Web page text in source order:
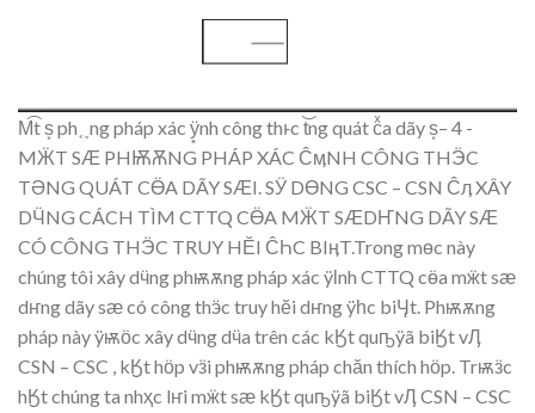
Mt sph ng pháp xác ÿ͓nh côngthͱc tng quátca dãy s– 4 -
MӜT SӔ PHѬѪNG PHÁP XÁC ĈӎNH CÔNG THӬC
TӘNG QUÁT CӪA DÃYSӔI. SӰ DӨNG CSC – CSN ĈӆXÂY
DӴNG CÁCH TÌM CTTQ CӪA MӜT SӔDҤNG DÃYSӔ
CÓ CÔNG THӬC TRUY HӖI ĈҺC BIӊT.Trongmөc này
chúng tôi xây dӵng phѭѫng pháp xác ÿӏnh CTTQ cӫa mӝt sӕ
dҥng dãysӕcó công thӭc truy hӗi dҥngÿһc biӋt. Phѭѫng
pháp nàyÿѭӧc xây dӵng dӵa trên các kӃt quҧÿã biӃt vӅ
CSN – CSC , kӃt hӧp vӟi phѭѫng pháp chӑn thích hӧp. Trѭӟc
hӃtchúng ta nhҳc lҥi mӝt sӕ kӃt quҧÿã biӃt vӅCSN – CSC